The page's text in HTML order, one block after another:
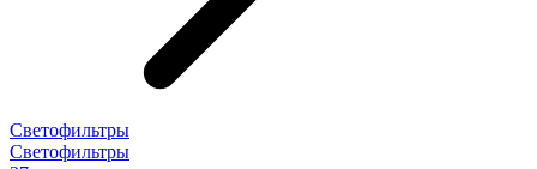
Светофильтры
Светофильтры